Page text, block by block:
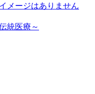
メージはありません
統医療～